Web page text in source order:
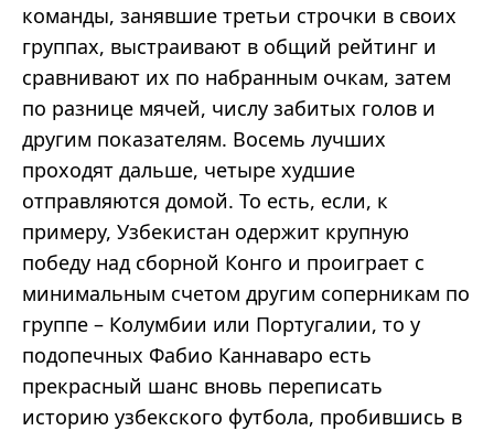
команды, занявшие третьи строчки в своих
группах, выстраивают в общий рейтинг и
сравнивают их по набранным очкам, затем
по разнице мячей, числу забитых голов и
другим показателям. Восемь лучших
проходят дальше, четыре худшие
отправляются домой. То есть, если, к
примеру, Узбекистан одержит крупную
победу над сборной Конго и проиграет с
минимальным счетом другим соперникам по
группе – Колумбии или Португалии, то у
подопечных Фабио Каннаваро есть
прекрасный шанс вновь переписать
историю узбекского футбола, пробившись в